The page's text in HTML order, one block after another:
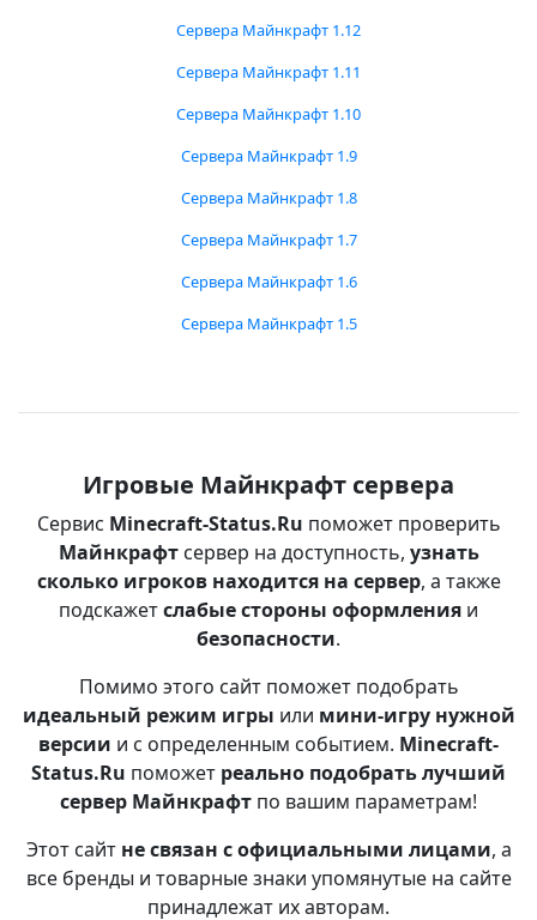
Сервера Майнкрафт 1.12
Сервера Майнкрафт 1.11
Сервера Майнкрафт 1.10
Сервера Майнкрафт 1.9
Сервера Майнкрафт 1.8
Сервера Майнкрафт 1.7
Сервера Майнкрафт 1.6
Сервера Майнкрафт 1.5
Игровые Майнкрафт сервера
Сервис Minecraft-Status.Ru поможет проверить
Майнкрафтсервер на доступность, узнать
сколько игроков находится на сервер, а также
подскажетслабые стороны оформления и
безопасности.
Помимо этого сайт поможет подобрать
идеальный режим игры или мини-игру нужной
версии и с определенным событием. Minecraft-
Status.Ru поможет реально подобрать лучший
сервер Майнкрафт по вашим параметрам!
Этот сайт не связан с официальными лицами, а
все бренды и товарные знаки упомянутые на сайте
принадлежат их авторам.